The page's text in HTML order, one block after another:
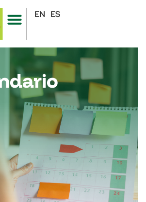
EN ES